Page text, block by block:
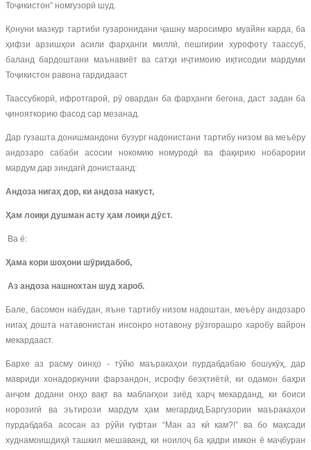
Тоҷикистон” номгузорӣ шуд.
Қонуни мазкур тартиби гузаронидани ҷашну маросимро муайян карда, ба
ҳифзи арзишҳои асили фарҳанги миллӣ, пешгирии хурофоту таассуб,
баланд бардоштани маънавиёт ва сатҳи иҷтимоию иқтисодии мардуми
Тоҷикистон равона гардидааст
Таассубкорӣ, ифротгароӣ, рӯ овардан ба фарҳанги бегона, даст задан ба
ҷинояткорию фасод сар мезанад.
Дар гузашта донишмандони бузург надонистани тартибу низом ва меъёру
андозаро сабаби асосии нокомию номуродӣ ва фақирию нобарории
мардум дар зиндагӣ донистаанд:
Андоза нигаҳ дор, ки андоза накуст,
Ҳам лоиқи душман асту ҳам лоиқи дӯст.
Ва ё:
Ҳама кори шоҳони шӯридабоб,
Аз андоза нашнохтан шуд хароб.
Бале, басомон набудан, яъне тартибу низом надоштан, меъёру андозаро
нигаҳ дошта натавонистан инсонро нотавону рӯзгорашро харобу вайрон
мекардааст.
Бархе аз расму оинҳо - тӯйю маъракаҳои пурдабдабаю бошукӯҳ, дар
мавриди хонадоркунии фарзандон, исрофу беэҳтиётӣ, ки одамон баҳри
анҷом додани онҳо вақт ва маблағҳои зиёд харҷ мекарданд, ки боиси
норозигӣ ва эътирози мардум ҳам мегардид.Баргузории маъракаҳои
пурдабдаба асосан аз рӯйи гуфтаи “Ман аз кӣ кам?!” ва бо мақсади
худнамоишдиҳӣ ташкил мешаванд, ки ноилоҷ ба қадри имкон ё маҷбуран